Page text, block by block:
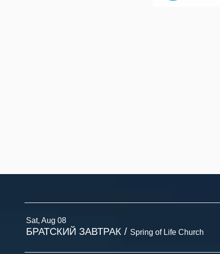
Sat, Aug 08
БРАТСКИЙ ЗАВТРАК / Spring of Life Church